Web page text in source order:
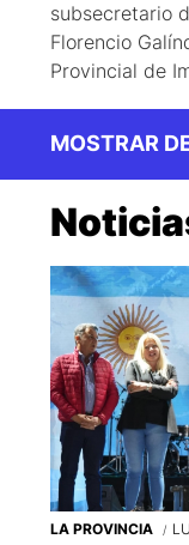
subsecretario
Florencio
Provincial de
MOSTRAR
LA PROVINCIA